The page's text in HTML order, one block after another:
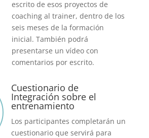
escrito de esos proyectos de
coaching al trainer, dentro de los
seis meses de la formación
inicial. También podrá
presentarse un vídeo con
comentarios por escrito.
Cuestionario de
Integración sobre el
entrenamiento
Los participantes completarán un
cuestionario que servirá para